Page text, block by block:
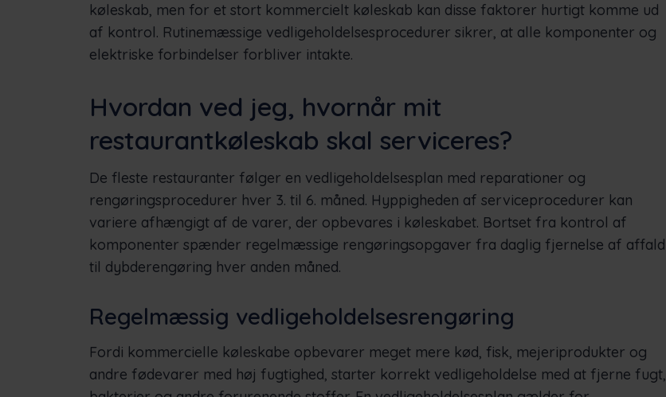
køleskab, men for et stort kommercielt køleskab kan disse faktorer hurtigt komme ud
af kontrol. Rutinemæssige vedligeholdelsesprocedurer sikrer, at alle komponenter og
elektriske forbindelser forbliver intakte.
Hvordan ved jeg, hvornår mit
restaurantkøleskab skal serviceres?
De fleste restauranter følger en vedligeholdelsesplan med reparationer og
rengøringsprocedurer hver 3. til 6. måned. Hyppigheden af serviceprocedurer kan
variere afhængigt af de varer, der opbevares i køleskabet. Bortset fra kontrol af
komponenter spænder regelmæssige rengøringsopgaver fra daglig fjernelse af affald
til dybderengøring hver anden måned.
Regelmæssig vedligeholdelsesrengøring
Fordi kommercielle køleskabe opbevarer meget mere kød, fisk, mejeriprodukter og
andre fødevarer med høj fugtighed, starter korrekt vedligeholdelse med at fjerne fugt,